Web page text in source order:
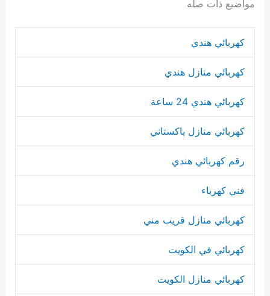
مواضيع ذات صله
كهربائي هندي
كهربائي منازل هندي
كهربائي هندي 24 ساعة
كهربائي منازل باكستاني
رقم كهربائي هندي
فني كهرباء
كهربائي منازل قريب مني
كهربائي في الكويت
كهربائي منازل الكويت